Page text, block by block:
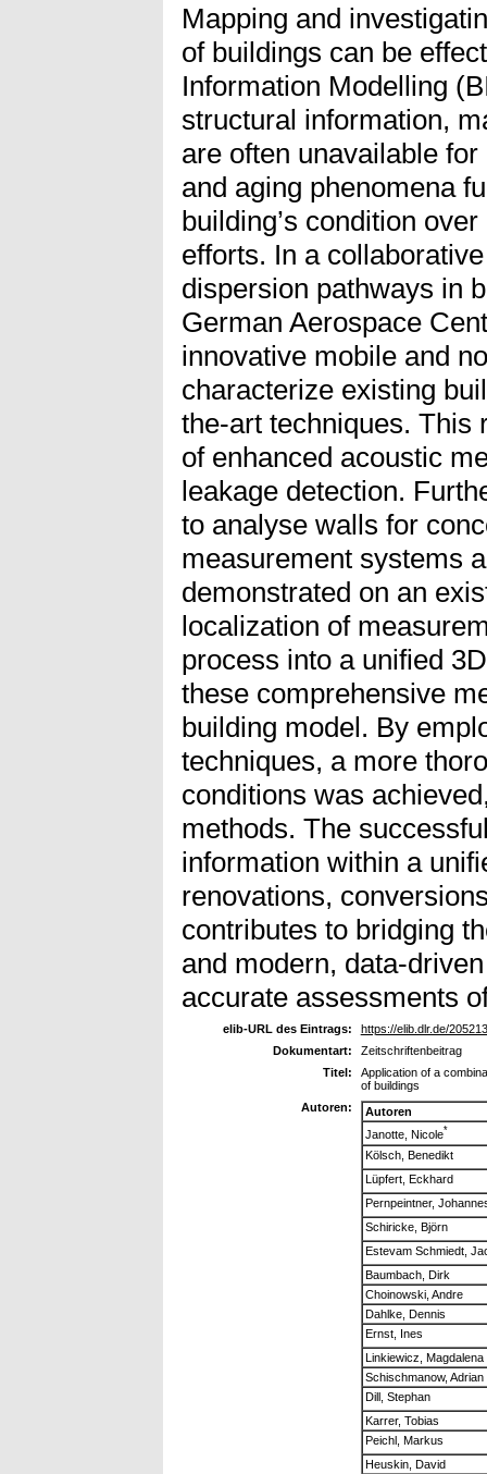
Mapping and
of buildings can be
Information Modelling
structural information,
are often unavailable
and aging phenomena
building’s condition
efforts. In a
dispersion pathways in
German Aerospace
innovative mobile and
characterize existing
the-art techniques. This
of enhanced acoustic
leakage detection.
to analyse walls for
measurement systems
demonstrated on an
localization of
process into a unified
these comprehensive
building model. By
techniques, a more
conditions was
methods. The
information within a
renovations,
contributes to bridging
and modern, data-
accurate assessments
elib-URL des Eintrags:
https://elib.dlr.de/
Dokumentart:
Zeitschriftenbeitrag
Titel:
Application of a
of buildings
Autoren:
Autoren
Janotte, Nicole*
Kölsch, Benedikt
Lüpfert, Eckhard
Pernpeintner,
Schiricke, Björn
Estevam Schmiedt,
Baumbach, Dirk
Choinowski, Andre
Dahlke, Dennis
Ernst, Ines
Linkiewicz, Magdalena
Schischmanow, Adrian
Dill, Stephan
Karrer, Tobias
Peichl, Markus
Heuskin, David